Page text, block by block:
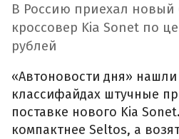
В Россию приехал
кроссовер Kia Sonet по
рублей
«Автоновости дня»
классифайдах штучные
поставке нового Kia
компактнее Seltos, а